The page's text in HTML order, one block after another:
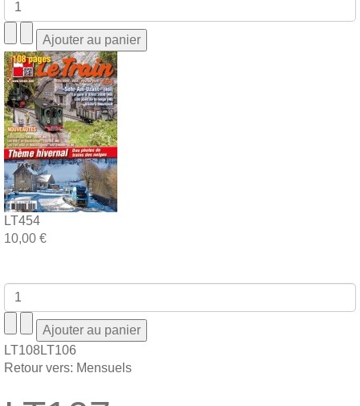
LT454
10,00 €
LT108LT106
Retour vers: Mensuels